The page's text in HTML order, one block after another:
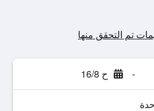
- ح 16/8